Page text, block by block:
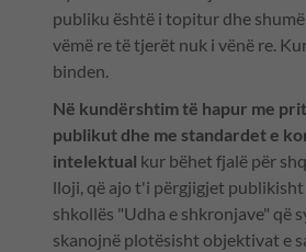
publiku është i topitur dhe shumë
vëmë re të tjerët nuk i vënë re.
binden.
Në kundërshtim të hapur me
publikut dhe me standardet e
intelektual kur bëhet fjalë për
lloji, që ajo t'i përgjigjet
shkollës "Udha e shkronjave" që
skanojnë plotësisht objektivat e